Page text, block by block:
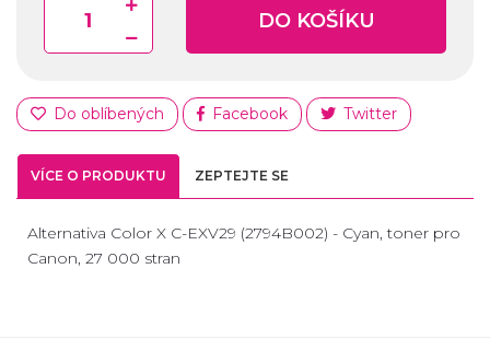
DO KOŠÍKU
Do oblíbených Facebook Twitter
VÍCE O PRODUKTU ZEPTEJTE SE
Alternativa Color X C-EXV29 (2794B002) - Cyan, toner pro
Canon, 27 000 stran